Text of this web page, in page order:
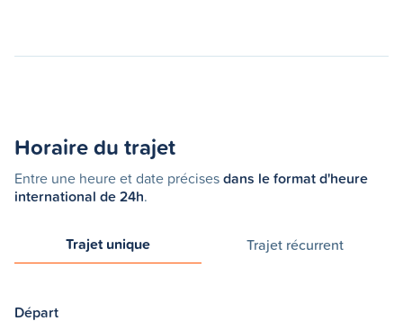
Horaire du trajet
Entre une heure et date précisesdans le format d'heure
international de 24h.
Trajet unique Trajet récurrent
Départ